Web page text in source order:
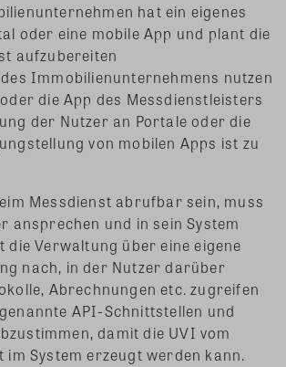
hat ein eigenes
oder eine mobile App und plant die
aufzubereiten
Immobilienunternehmens nutzen
die App des Messdienstleisters
der Nutzer an Portale oder die
von mobilen Apps ist zu
Messdienst abrufbar sein, muss
ansprechen und in sein System
die Verwaltung über eine eigene
nach, in der Nutzer darüber
Abrechnungen etc. zugreifen
API-Schnittstellen und
damit die UVI vom
System erzeugt werden kann.